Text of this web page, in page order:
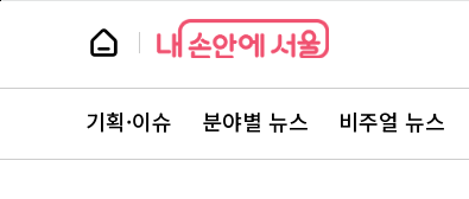
본
뉴
스
뉴
스
주
서
기획·이슈 분야별 뉴스 비주얼 뉴스
페